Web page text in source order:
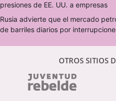
presiones de EE. UU. a empresas
Rusia advierte que el mercado
de barriles diarios por
OTROS SITIOS